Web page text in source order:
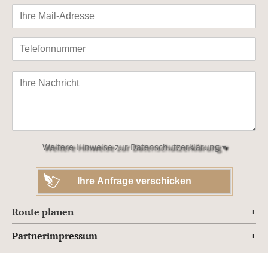
Bitte
lasse
leer.Weitere Hinweise zur Datenschutzerklärung ▾
Route planen
Partnerimpressum